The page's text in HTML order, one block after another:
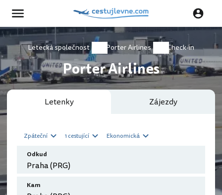
Letecká společnost Porter Airlines Check-in
Porter Airlines
Letenky Zájezdy
Zpáteční 1 cestující Ekonomická
Odkud
Kam